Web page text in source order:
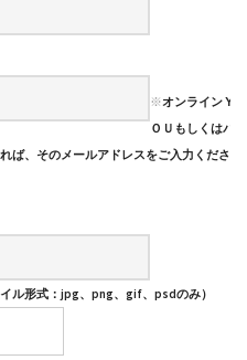
※オンラインＹ
ＯＵもしくはパ
ば、そのメールアドレスをご入力くださ
ル形式：jpg、png、gif、psdのみ）